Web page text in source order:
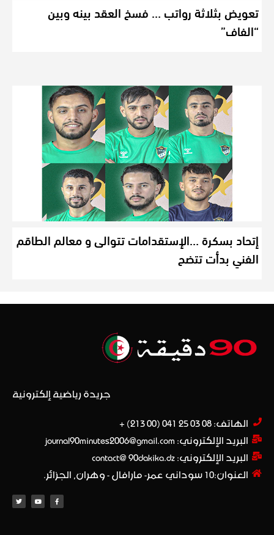
تعويض بثلاثة رواتب … فسخ العقد بينه وبين
“الفاف”
إتحاد بسكرة …الإستقدامات تتوالى و معالم الطاقم
الفني بدأت تتضح
جريدة رياضية إلكترونية
الهاتف: 08 03 25 041 (00 213) +​
البريد الإلكتروني: journal90minutes2006@gmail.com
البريد الإلكتروني: contact@ 90dakika.dz
العنوان:10 سوداني عمر- مارافال - وهران, الجزائر.